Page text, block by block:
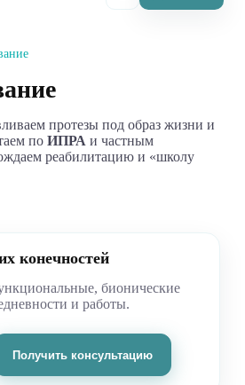
протезы под образ жизни и
по ИПРА и частным
реабилитацию и «школу
конечностей
бионические
и работы.
Получить консультацию